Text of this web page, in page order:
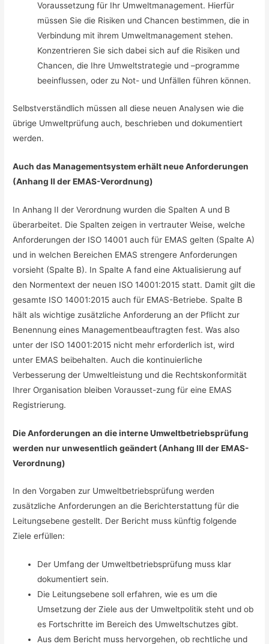
Voraussetzung für Ihr Umweltmanagement. Hierfür
müssen Sie die Risiken und Chancen bestimmen, die in
Verbindung mit ihrem Umweltmanagement stehen.
Konzentrieren Sie sich dabei sich auf die Risiken und
Chancen, die Ihre Umweltstrategie und –programme
beeinflussen, oder zu Not- und Unfällen führen können.
Selbstverständlich müssen all diese neuen Analysen wie die
übrige Umweltprüfung auch, beschrieben und dokumentiert
werden.
Auch das Managementsystem erhält neue Anforderungen
(Anhang II der EMAS-Verordnung)
In Anhang II der Verordnung wurden die Spalten A und B
überarbeitet. Die Spalten zeigen in vertrauter Weise, welche
Anforderungen der ISO 14001 auch für EMAS gelten (Spalte A)
und in welchen Bereichen EMAS strengere Anforderungen
vorsieht (Spalte B). In Spalte A fand eine Aktualisierung auf
den Normentext der neuen ISO 14001:2015 statt. Damit gilt die
gesamte ISO 14001:2015 auch für EMAS-Betriebe. Spalte B
hält als wichtige zusätzliche Anforderung an der Pflicht zur
Benennung eines Managementbeauftragten fest. Was also
unter der ISO 14001:2015 nicht mehr erforderlich ist, wird
unter EMAS beibehalten. Auch die kontinuierliche
Verbesserung der Umweltleistung und die Rechtskonformität
Ihrer Organisation bleiben Vorausset-zung für eine EMAS
Registrierung.
Die Anforderungen an die interne Umweltbetriebsprüfung
werden nur unwesentlich geändert (Anhang III der EMAS-
Verordnung)
In den Vorgaben zur Umweltbetriebsprüfung werden
zusätzliche Anforderungen an die Berichterstattung für die
Leitungsebene gestellt. Der Bericht muss künftig folgende
Ziele erfüllen:
Der Umfang der Umweltbetriebsprüfung muss klar
dokumentiert sein.
Die Leitungsebene soll erfahren, wie es um die
Umsetzung der Ziele aus der Umweltpolitik steht und ob
es Fortschritte im Bereich des Umweltschutzes gibt.
Aus dem Bericht muss hervorgehen, ob rechtliche und